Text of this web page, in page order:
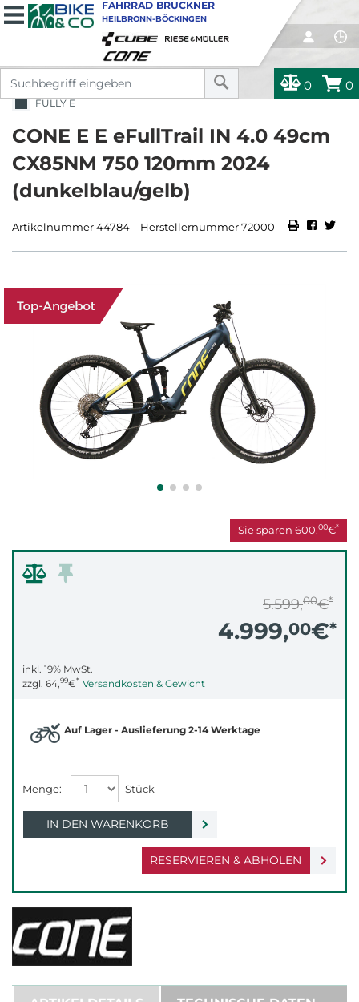
0 0
FAHRRAD BRUCKNER
HEILBRONN-BÖCKINGEN
FULLY E
CONE E E eFullTrail IN 4.0 49cm
CX85NM 750 120mm 2024
(dunkelblau/gelb)
Artikelnummer 44784 Herstellernummer 72000
Sie sparen 600,00€*
5.599,00€*
4.999,00€*
inkl. 19% MwSt.
zzgl. 64,99€* Versandkosten & Gewicht
RESERVIEREN & ABHOLEN
Auf Lager - Auslieferung 2-14 Werktage
IN DEN WARENKORB